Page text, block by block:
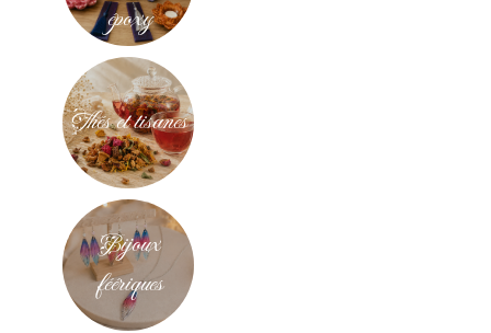
époxy
Thés et tisanes
Bijoux
féériques